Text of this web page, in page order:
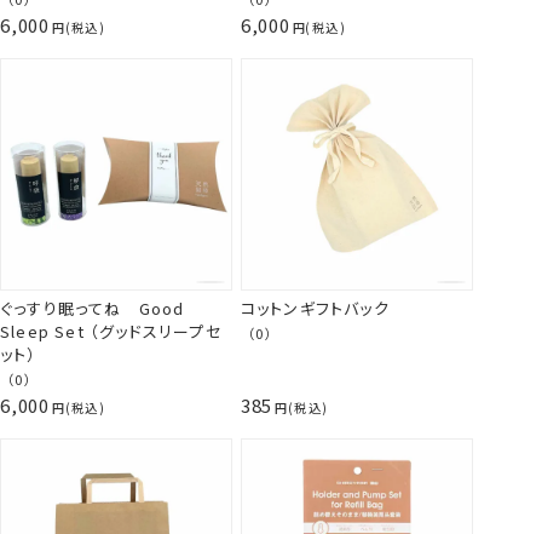
6,000 税込 6,000 税込
ぐっすり眠ってね Good
Sleep Set （グッドスリープセ
ット）
（0）
6,000 税込
コットンギフトバック
（0）
385 税込